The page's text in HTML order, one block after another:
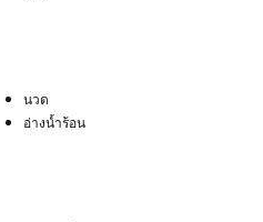
นวด
อ่างน้ำร้อน